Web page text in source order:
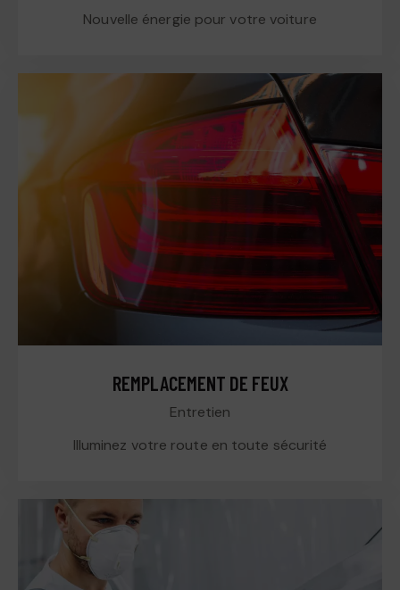
Nouvelle énergie pour votre voiture
REMPLACEMENT DE FEUX
Entretien
Illuminez votre route en toute sécurité